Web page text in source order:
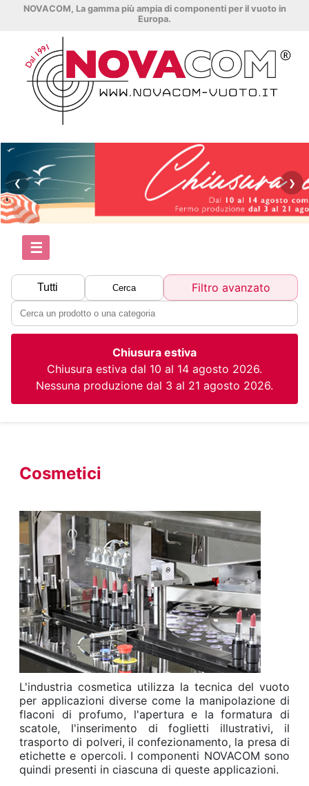
NOVACOM, La gamma più ampia di componenti per il vuoto in
Europa.
❮ ❯
☰
Tutti Cerca Filtro avanzato
Chiusura estiva
Chiusura estiva dal 10 al 14 agosto 2026.
Nessuna produzione dal 3 al 21 agosto 2026.
Cosmetici
L'industria cosmetica utilizza la tecnica del vuoto
per applicazioni diverse come la manipolazione di
flaconi di profumo, l'apertura e la formatura di
scatole, l'inserimento di foglietti illustrativi, il
trasporto di polveri, il confezionamento, la presa di
etichette e opercoli. I componenti NOVACOM sono
quindi presenti in ciascuna di queste applicazioni.